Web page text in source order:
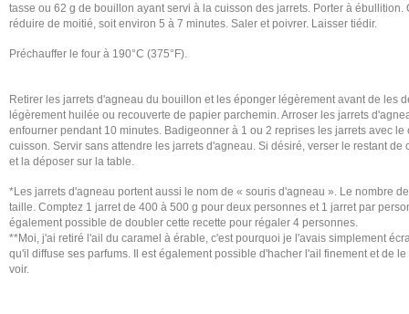
tasse ou 62 g de bouillon ayant servi à la cuisson des jarrets. Porter à
réduire de moitié, soit environ 5 à 7 minutes. Saler et poivrer. Laisser tiédir.
Préchauffer le four à 190°C (375°F).
Retirer les jarrets d'agneau du bouillon et les éponger légèrement avant de les
légèrement huilée ou recouverte de papier parchemin. Arroser les jarrets
enfourner pendant 10 minutes. Badigeonner à 1 ou 2 reprises les jarrets avec
cuisson. Servir sans attendre les jarrets d'agneau. Si désiré, verser le restant
et la déposer sur la table.
*Les jarrets d'agneau portent aussi le nom de « souris d'agneau ». Le nombre
taille. Comptez 1 jarret de 400 à 500 g pour deux personnes et 1 jarret par
également possible de doubler cette recette pour régaler 4 personnes.
**Moi, j'ai retiré l'ail du caramel à érable, c'est pourquoi je l'avais simplement
qu'il diffuse ses parfums. Il est également possible d'hacher l'ail finement et de
voir.